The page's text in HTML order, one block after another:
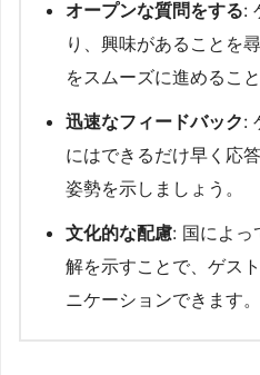
オープンな質問をする:
り、興味があることを
をスムーズに進めるこ
迅速なフィードバック:
にはできるだけ早く応
姿勢を示しましょう。
文化的な配慮: 国によっ
解を示すことで、ゲス
ニケーションできます。